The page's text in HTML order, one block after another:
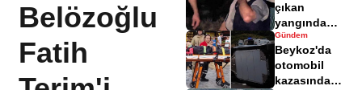
Belözoğlu
Fatih
çıkan
yangında
bir babanın
acı kaybı
yaşandı
Gündem
Beykoz'da
otomobil
kazasında 7